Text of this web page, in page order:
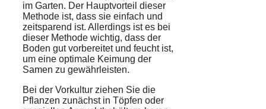
im Garten. Der Hauptvorteil dieser
Methode ist, dass sie einfach und
zeitsparend ist. Allerdings ist es bei
dieser Methode wichtig, dass der
Boden gut vorbereitet und feucht ist,
um eine optimale Keimung der
Samen zu gewährleisten.
Bei der Vorkultur ziehen Sie die
Pflanzen zunächst in Töpfen oder